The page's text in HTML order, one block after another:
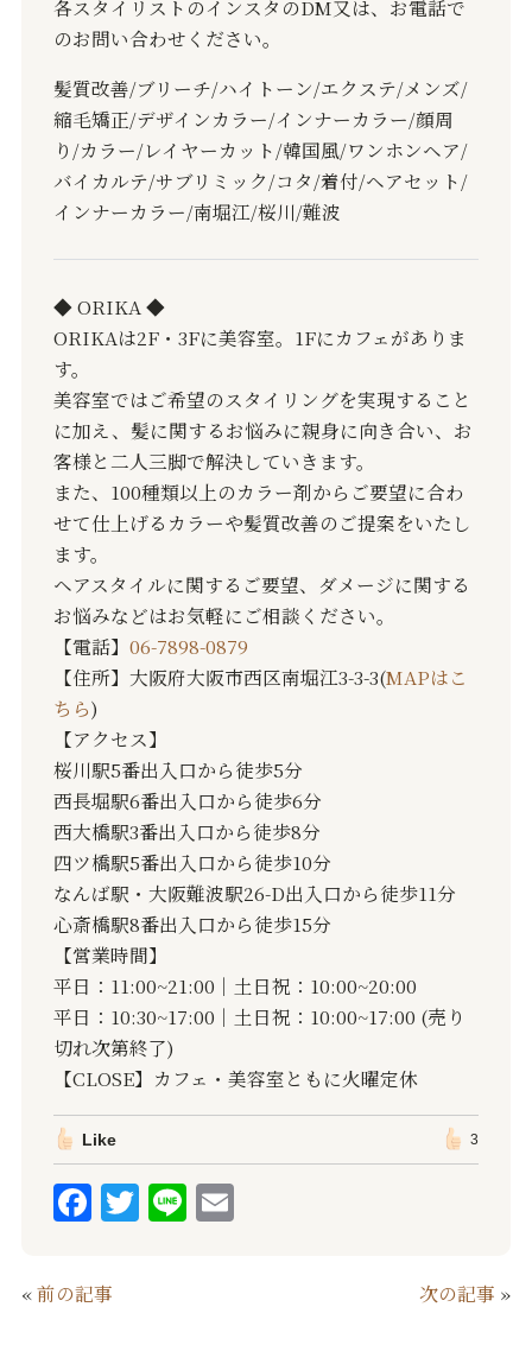
各スタイリストのインスタのDM又は、お電話で
のお問い合わせください。
髪質改善/ブリーチ/ハイトーン/エクステ/メンズ/
縮毛矯正/デザインカラー/インナーカラー/顔周
り /カラー/レイヤーカット/韓国風/ワンホンヘア/
バイカルテ/サブリミック/コタ/着付/ヘアセット/
インナーカラー/南堀江/桜川/難波
◆ ORIKA ◆
ORIKAは2F・3Fに美容室。1Fにカフェがありま
す。
美容室ではご希望のスタイリングを実現すること
に加え、髪に関するお悩みに親身に向き合い、お
客様と二人三脚で解決していきます。
また、100種類以上のカラー剤からご要望に合わ
せて仕上げるカラーや髪質改善のご提案をいたし
ます。
ヘアスタイルに関するご要望、ダメージに関する
お悩みなどはお気軽にご相談ください。
【電話】 06-7898-0879
【住所】大阪府大阪市西区南堀江3-3-3(MAPはこ
ちら)
【アクセス】
桜川駅5番出入口から徒歩5分
西長堀駅6番出入口から徒歩6分
西大橋駅3番出入口から徒歩8分
四ツ橋駅5番出入口から徒歩10分
なんば駅・大阪難波駅26-D出入口から徒歩11分
心斎橋駅8番出入口から徒歩15分
【営業時間】
平日：11:00~21:00｜土日祝：10:00~20:00
平日：10:30~17:00｜土日祝：10:00~17:00 (売り
切れ次第終了)
【CLOSE】カフェ・美容室ともに火曜定休
Like 3
F
a
c
e
T
w
Li
n
E
«前の記事 次の記事 »